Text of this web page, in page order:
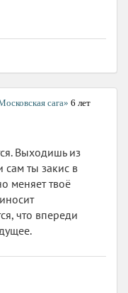
сага» 6 лет
Выходишь из
сам ты закис в
меняет твоё
что впереди